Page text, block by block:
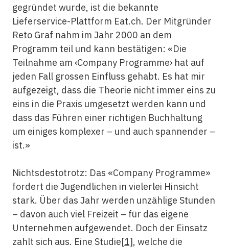
gegründet wurde, ist die bekannte
Lieferservice-Plattform Eat.ch. Der Mitgründer
Reto Graf nahm im Jahr 2000 an dem
Programm teil und kann bestätigen: «Die
Teilnahme am ‹Company Programme› hat auf
jeden Fall grossen Einfluss gehabt. Es hat mir
aufgezeigt, dass die Theorie nicht immer eins zu
eins in die Praxis umgesetzt werden kann und
dass das Führen einer richtigen Buchhaltung
um einiges komplexer – und auch spannender –
ist.»
Nichtsdestotrotz: Das «Company Programme»
fordert die Jugendlichen in vielerlei Hinsicht
stark. Über das Jahr werden unzählige Stunden
– davon auch viel Freizeit – für das eigene
Unternehmen aufgewendet. Doch der Einsatz
zahlt sich aus. Eine Studie[1], welche die